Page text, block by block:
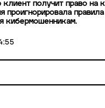
получит право на
проигнорировала правила
кибермошенникам.